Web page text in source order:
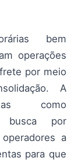
bem
operações
por meio
A
como
por
a
para que